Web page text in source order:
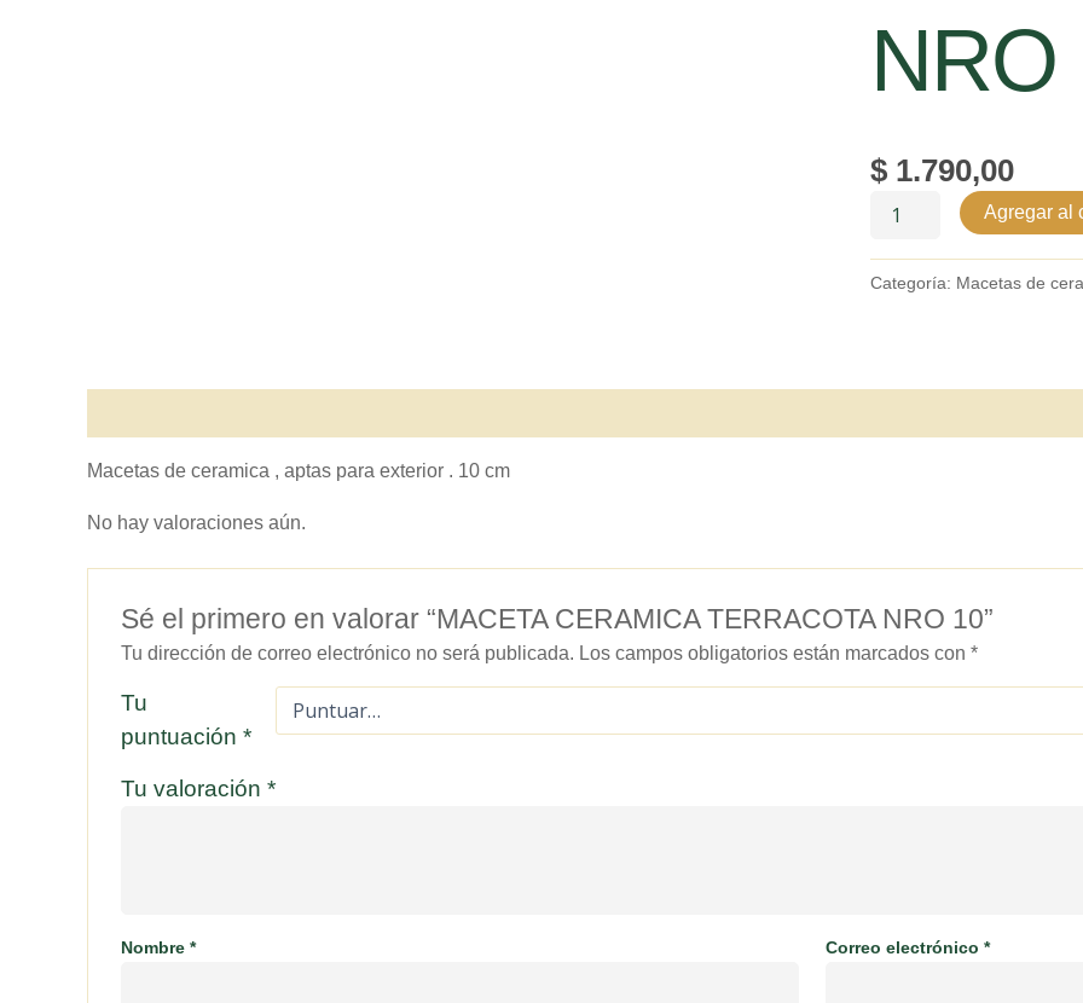
NRO
$ 1.790,00
Agregar al
Categoría: Macetas de
Macetas de ceramica , aptas para exterior . 10 cm
No hay valoraciones aún.
Sé el primero en valorar “MACETA CERAMICA TERRACOTA NRO 10”
Tu dirección de correo electrónico no será publicada. Los campos obligatorios están marcados con *
Tu
puntuación *
Tu valoración *
Nombre * Correo electrónico*